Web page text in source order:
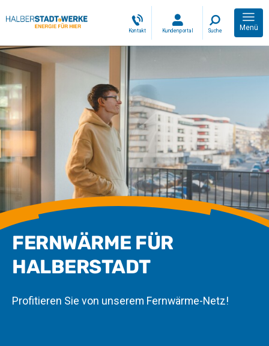
Kontakt Kundenportal Suche Menü
FERNWÄRME FÜR
HALBERSTADT
Profitieren Sie von unserem Fernwärme-Netz!